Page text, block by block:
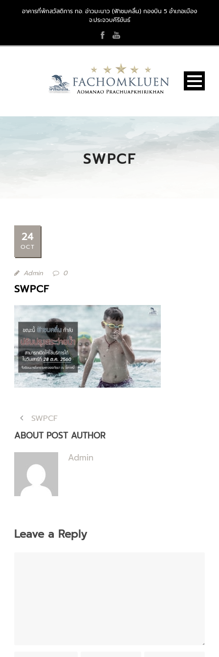
อาคารที่พักสวัสดิการ ทอ. อ่าวมะนาว (ฟ้าชมคลื่น) กองบิน 5 อำเภอเมือง
จ.ประจวบคีรีขันธ์
SWPCF
24
OCT
Admin 0
SWPCF
SWPCF
ABOUT POST AUTHOR
Admin
Leave a Reply